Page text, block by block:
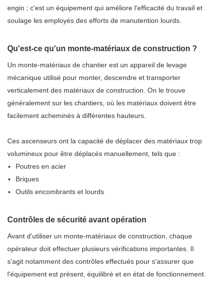
engin ; c'est un équipement qui améliore l'efficacité du travail et
soulage les employés des efforts de manutention lourds.
Qu'est-ce qu'un monte-matériaux de construction ?
Un monte-matériaux de chantier est un appareil de levage
mécanique utilisé pour monter, descendre et transporter
verticalement des matériaux de construction. On le trouve
généralement sur les chantiers, où les matériaux doivent être
facilement acheminés à différentes hauteurs.
Ces ascenseurs ont la capacité de déplacer des matériaux trop
volumineux pour être déplacés manuellement, tels que :
Poutres en acier
Briques
Outils encombrants et lourds
Contrôles de sécurité avant opération
Avant d'utiliser un monte-matériaux de construction, chaque
opérateur doit effectuer plusieurs vérifications importantes. Il
s'agit notamment des contrôles effectués pour s'assurer que
l'équipement est présent, équilibré et en état de fonctionnement.